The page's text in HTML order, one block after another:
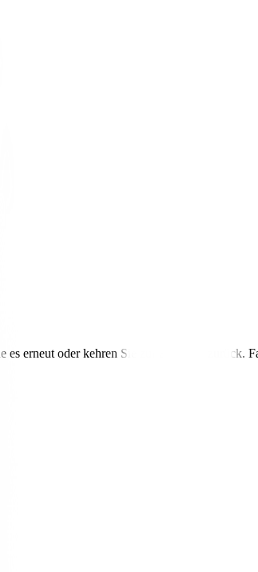
erneut oder kehren Sie zur Startseite zurück.